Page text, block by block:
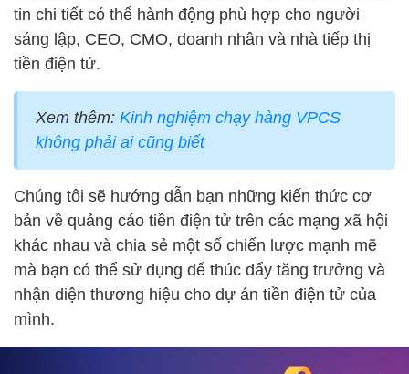
tin chi tiết có thể hành động phù hợp cho người
sáng lập, CEO, CMO, doanh nhân và nhà tiếp thị
tiền điện tử.
Xem thêm: Kinh nghiệm chạy hàng VPCS
không phải ai cũng biết
Chúng tôi sẽ hướng dẫn bạn những kiến ​​thức cơ
bản về quảng cáo tiền điện tử trên các mạng xã hội
khác nhau và chia sẻ một số chiến lược mạnh mẽ
mà bạn có thể sử dụng để thúc đẩy tăng trưởng và
nhận diện thương hiệu cho dự án tiền điện tử của
mình.